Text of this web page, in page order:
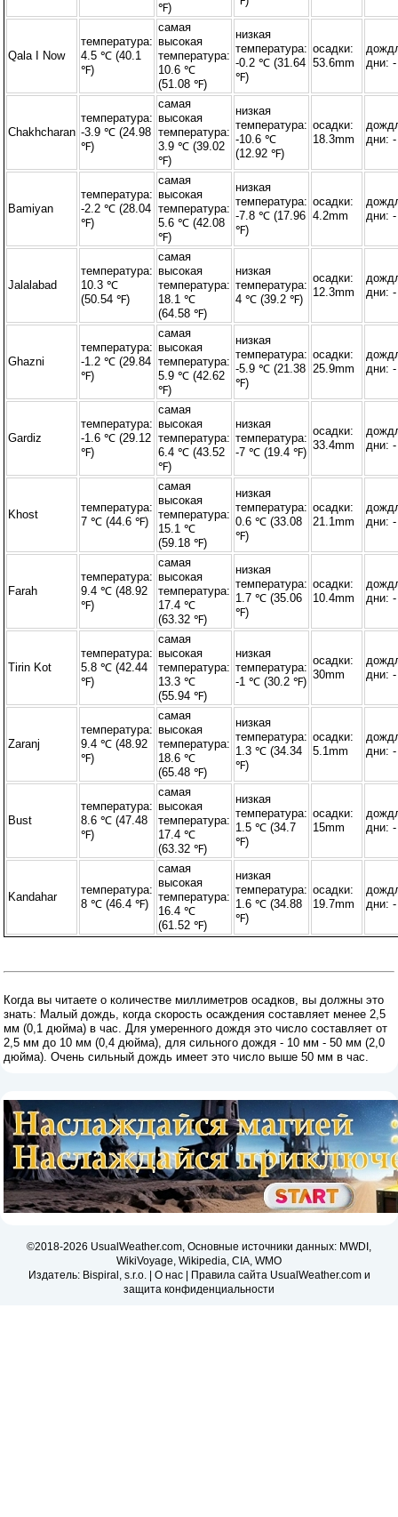
℉)
Qala I Now
температура:
4.5 ℃ (40.1
℉)
самая
высокая
температура:
10.6 ℃
(51.08 ℉)
низкая
температура:
-0.2 ℃ (31.64
℉)
осадки:
53.6mm
дни: -
Chakhcharan
температура:
-3.9 ℃ (24.98
℉)
самая
высокая
температура:
3.9 ℃ (39.02
℉)
низкая
температура:
-10.6 ℃
(12.92 ℉)
осадки:
18.3mm
дни: -
Bamiyan
температура:
-2.2 ℃ (28.04
℉)
самая
высокая
температура:
5.6 ℃ (42.08
℉)
низкая
температура:
-7.8 ℃ (17.96
℉)
осадки:
4.2mm
дни: -
Jalalabad
температура:
10.3 ℃
(50.54 ℉)
самая
высокая
температура:
18.1 ℃
(64.58 ℉)
низкая
температура:
4 ℃ (39.2 ℉)
осадки:
12.3mm
дни: -
Ghazni
температура:
-1.2 ℃ (29.84
℉)
самая
высокая
температура:
5.9 ℃ (42.62
℉)
низкая
температура:
-5.9 ℃ (21.38
℉)
осадки:
25.9mm
дни: -
Gardiz
температура:
-1.6 ℃ (29.12
℉)
самая
высокая
температура:
6.4 ℃ (43.52
℉)
низкая
температура:
-7 ℃ (19.4 ℉)
осадки:
33.4mm
дни: -
Khost
температура:
7 ℃ (44.6 ℉)
самая
высокая
температура:
15.1 ℃
(59.18 ℉)
низкая
температура:
0.6 ℃ (33.08
℉)
осадки:
21.1mm
дни: -
Farah
температура:
9.4 ℃ (48.92
℉)
самая
высокая
температура:
17.4 ℃
(63.32 ℉)
низкая
температура:
1.7 ℃ (35.06
℉)
осадки:
10.4mm
дни: -
Tirin Kot
температура:
5.8 ℃ (42.44
℉)
самая
высокая
температура:
13.3 ℃
(55.94 ℉)
низкая
температура:
-1 ℃ (30.2 ℉)
осадки:
30mm
дни: -
Zaranj
температура:
9.4 ℃ (48.92
℉)
самая
высокая
температура:
18.6 ℃
(65.48 ℉)
низкая
температура:
1.3 ℃ (34.34
℉)
осадки:
5.1mm
дни: -
Bust
температура:
8.6 ℃ (47.48
℉)
самая
высокая
температура:
17.4 ℃
(63.32 ℉)
низкая
температура:
1.5 ℃ (34.7
℉)
осадки:
15mm
дни: -
Kandahar
температура:
8 ℃ (46.4 ℉)
самая
высокая
температура:
16.4 ℃
(61.52 ℉)
низкая
температура:
1.6 ℃ (34.88
℉)
осадки:
19.7mm
дни: -
Когда вы читаете о количестве миллиметров осадков, вы должны это
знать: Малый дождь, когда скорость осаждения составляет менее 2,5
мм (0,1 дюйма) в час. Для умеренного дождя это число составляет от
2,5 мм до 10 мм (0,4 дюйма), для сильного дождя - 10 мм - 50 мм (2,0
дюйма). Очень сильный дождь имеет это число выше 50 мм в час.
©2018-2026 UsualWeather.com, Основные источники данных: MWDI,
WikiVoyage, Wikipedia, CIA, WMO
Издатель: Bispiral, s.r.o. | О нас| Правила сайта UsualWeather.com и
защита конфиденциальности